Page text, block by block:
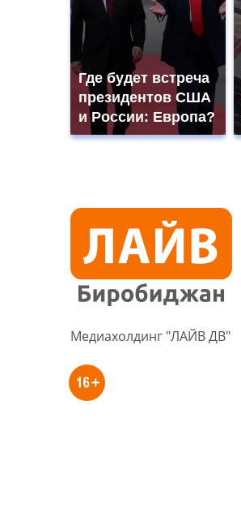
Где будет встреча
президентов США
и России: Европа?
Медиахолдинг "ЛАЙВ ДВ"